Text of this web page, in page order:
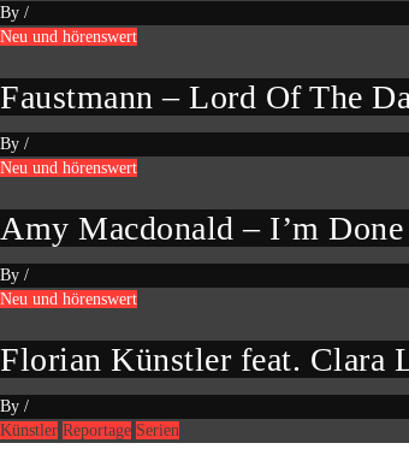
By /
Neu und hörenswert
Faustmann – Lord Of The
By /
Neu und hörenswert
Amy Macdonald – I’m
By /
Neu und hörenswert
Florian Künstler feat. Clara
By /
Künstler Reportage Serien